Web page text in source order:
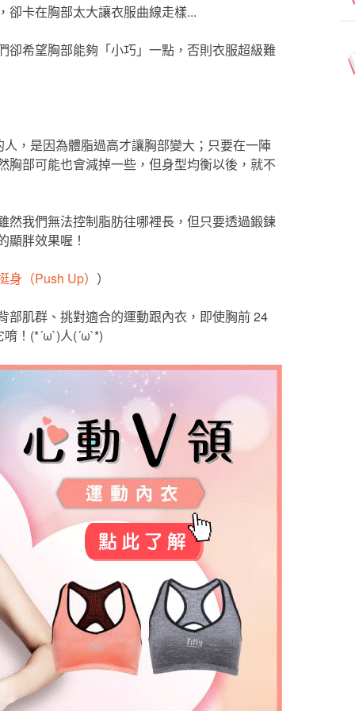
卻卡在胸部太大讓衣服曲線走樣...
卻希望胸部能夠「小巧」一點，否則衣服超級難
，是因為體脂過高才讓胸部變大；只要在一陣
胸部可能也會減掉一些，但身型均衡以後，就不
然我們無法控制脂肪往哪裡長，但只要透過鍛鍊
顯胖效果喔！
（Push Up） ）
部肌群、挑對適合的運動跟內衣，即使胸前 24
！(*´ω`)人(´ω`*)